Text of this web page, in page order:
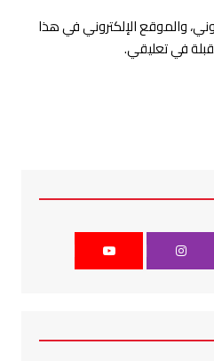
والموقع الإلكتروني في هذا
في تعليقي.